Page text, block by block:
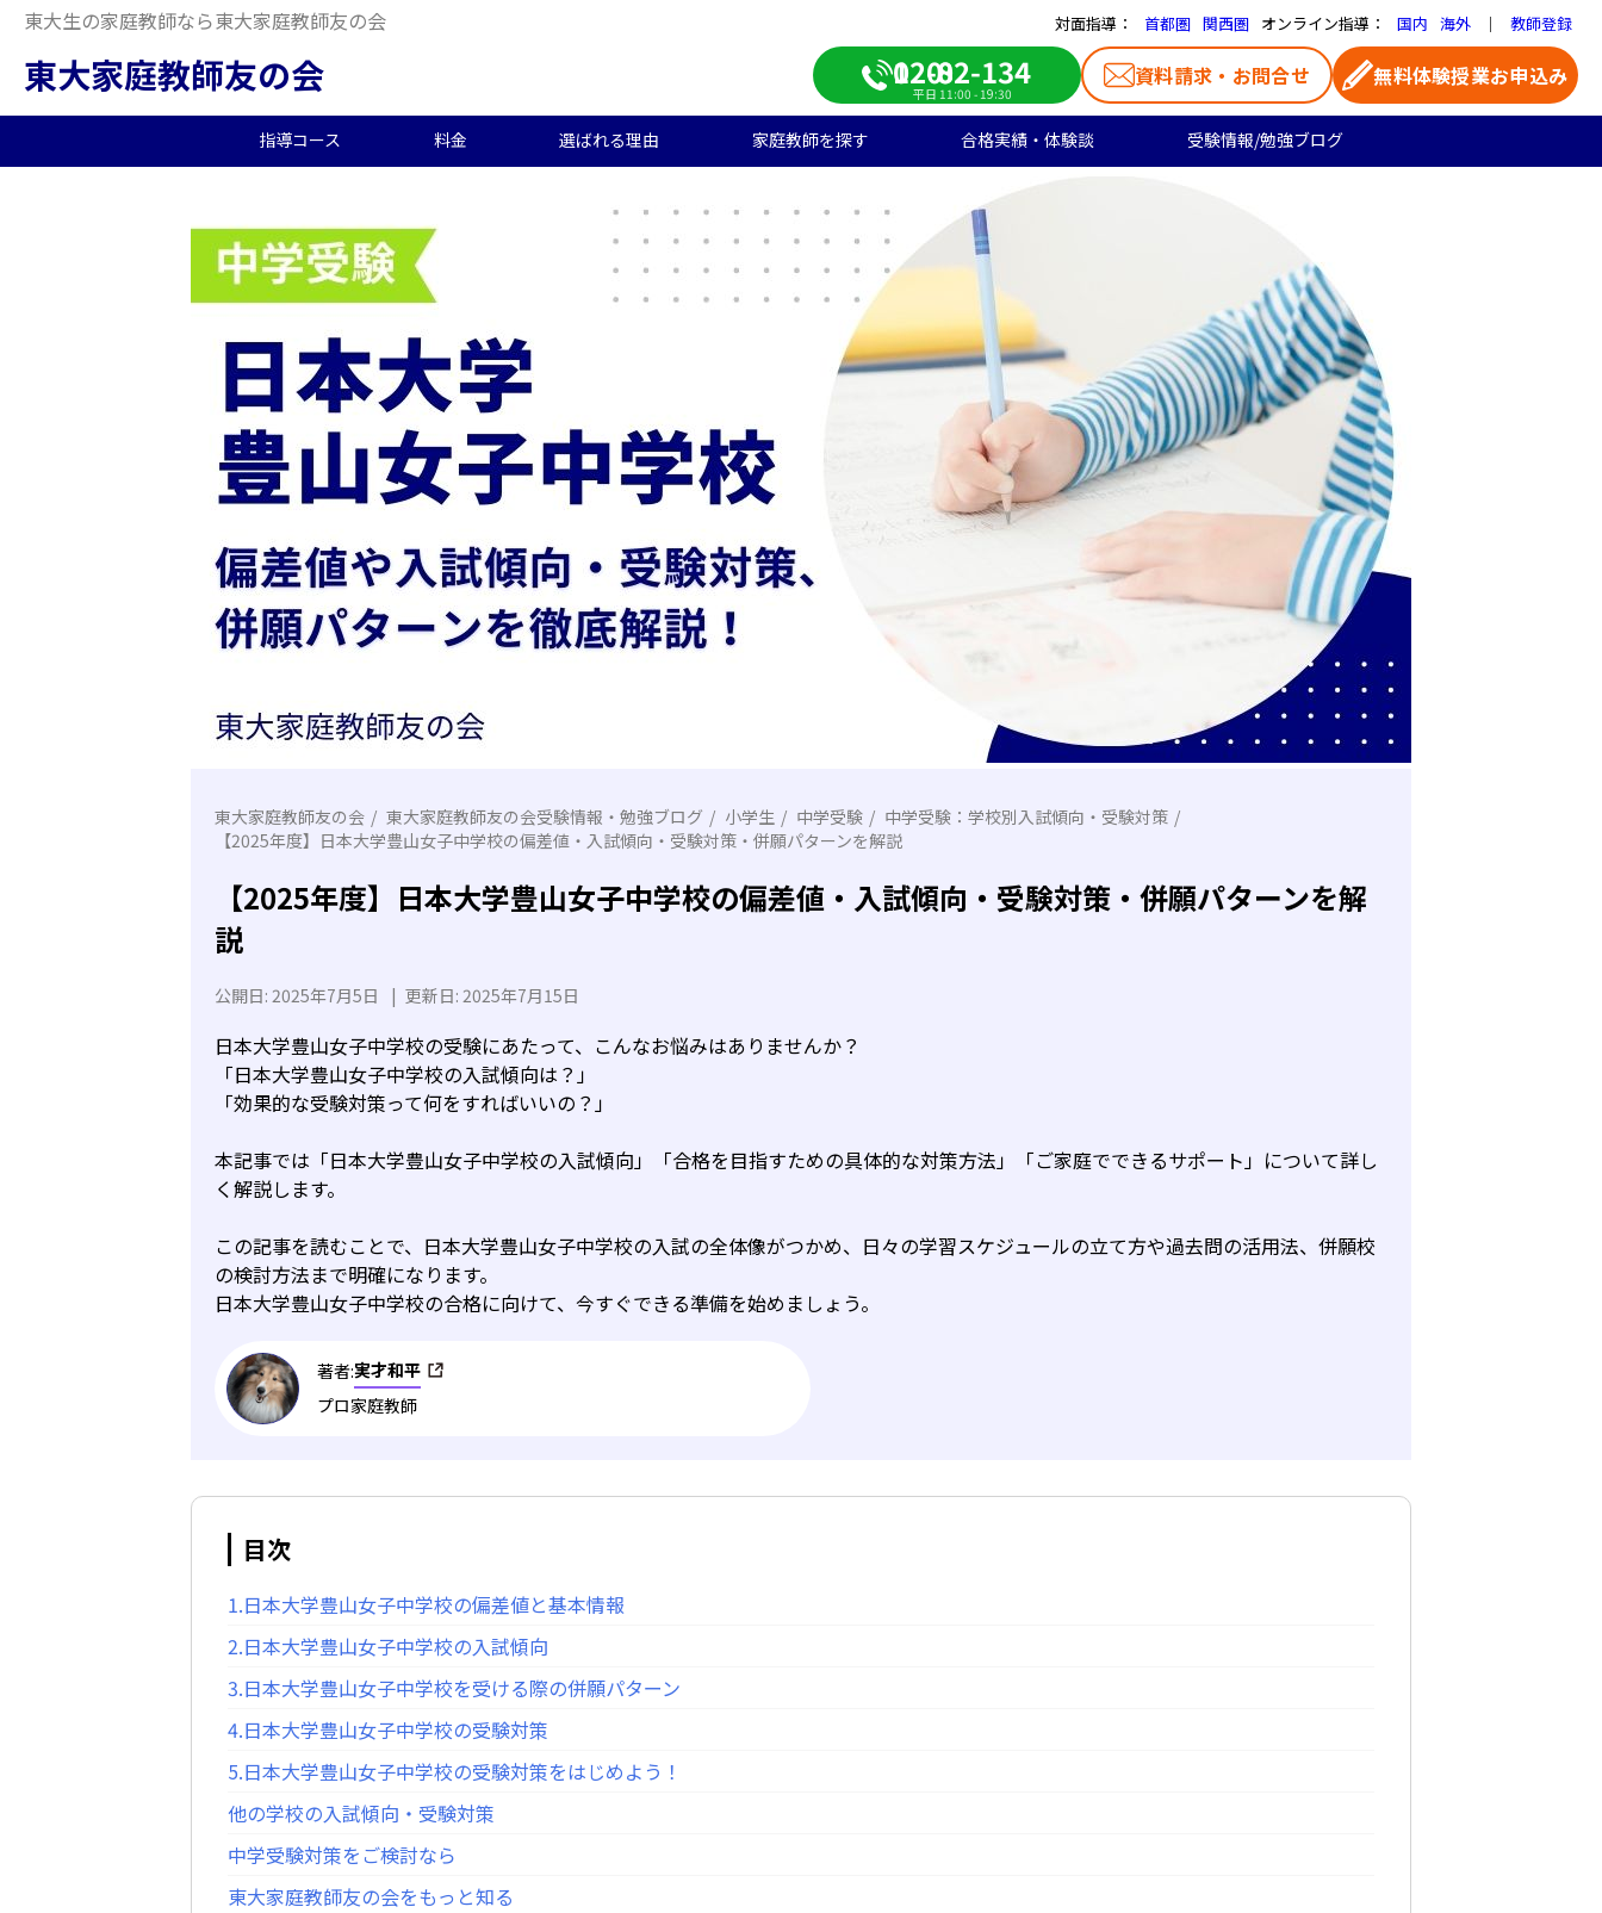
東大生の家庭教師なら東大家庭教師友の会 対面指導： 首都圏 関西圏 オンライン指導： 国内 海外 ｜ 教師登録
東大家庭教師友の会 0120-082-134
平日 11:00 - 19:30
資料請求・お問合せ 無料体験授業お申込み
指導コース
大学受験/塾対策
中高一貫校向け
中学生向け
帰国子女向け プロ家庭教師
料金
小学生のご料金 中学生のご料金
料金シミュレーション
夏期短期コース
選ばれる理由
オンライン自習室 ご入会の流れ
理念
家庭教師を探す
派遣エリアから探す 一覧から探す
合格実績・体験談
中学受験の合格実績 高校受験の合格実績
合格体験記
ご家庭様インタビュー
受験情報/勉強ブログ
東大家庭教師友の会 東大家庭教師友の会受験情報・勉強ブログ 小学生 中学受験
中学受験：学校別入試傾向・受験対策
【2025年度】日本大学豊山女子中学校の偏差値・入試傾向・受験対策・併願パターンを解説
【2025年度】日本大学豊山女子中学校の偏差値・入試傾向・受験対策・併願パターンを解
説
公開日: 2025年7月5日 | 更新日: 2025年7月15日
日本大学豊山女子中学校の受験にあたって、こんなお悩みはありませんか？
「日本大学豊山女子中学校の入試傾向は？」
「効果的な受験対策って何をすればいいの？」
本記事では「日本大学豊山女子中学校の入試傾向」「合格を目指すための具体的な対策方法」「ご家庭でできるサポート」について詳し
く解説します。
この記事を読むことで、日本大学豊山女子中学校の入試の全体像がつかめ、日々の学習スケジュールの立て方や過去問の活用法、併願校
の検討方法まで明確になります。
日本大学豊山女子中学校の合格に向けて、今すぐできる準備を始めましょう。
著者:実才和平
プロ家庭教師
目次
1.日本大学豊山女子中学校の偏差値と基本情報
2.日本大学豊山女子中学校の入試傾向
3.日本大学豊山女子中学校を受ける際の併願パターン
4.日本大学豊山女子中学校の受験対策
5.日本大学豊山女子中学校の受験対策をはじめよう！
他の学校の入試傾向・受験対策
中学受験対策をご検討なら
東大家庭教師友の会をもっと知る